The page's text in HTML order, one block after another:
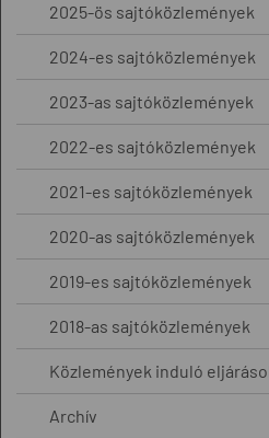
2025-ös sajtóközlemények
2024-es sajtóközlemények
2023-as sajtóközlemények
2022-es sajtóközlemények
2021-es sajtóközlemények
2020-as sajtóközlemények
2019-es sajtóközlemények
2018-as sajtóközlemények
Közlemények induló
Archív